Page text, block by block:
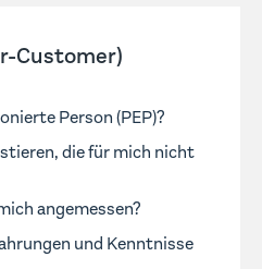
Customer)
Person (PEP)?
die für mich nicht
angemessen?
und Kenntnisse